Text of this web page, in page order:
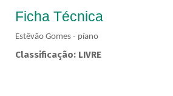
Ficha Técnica
Estêvão Gomes - píano
Classificação: LIVRE